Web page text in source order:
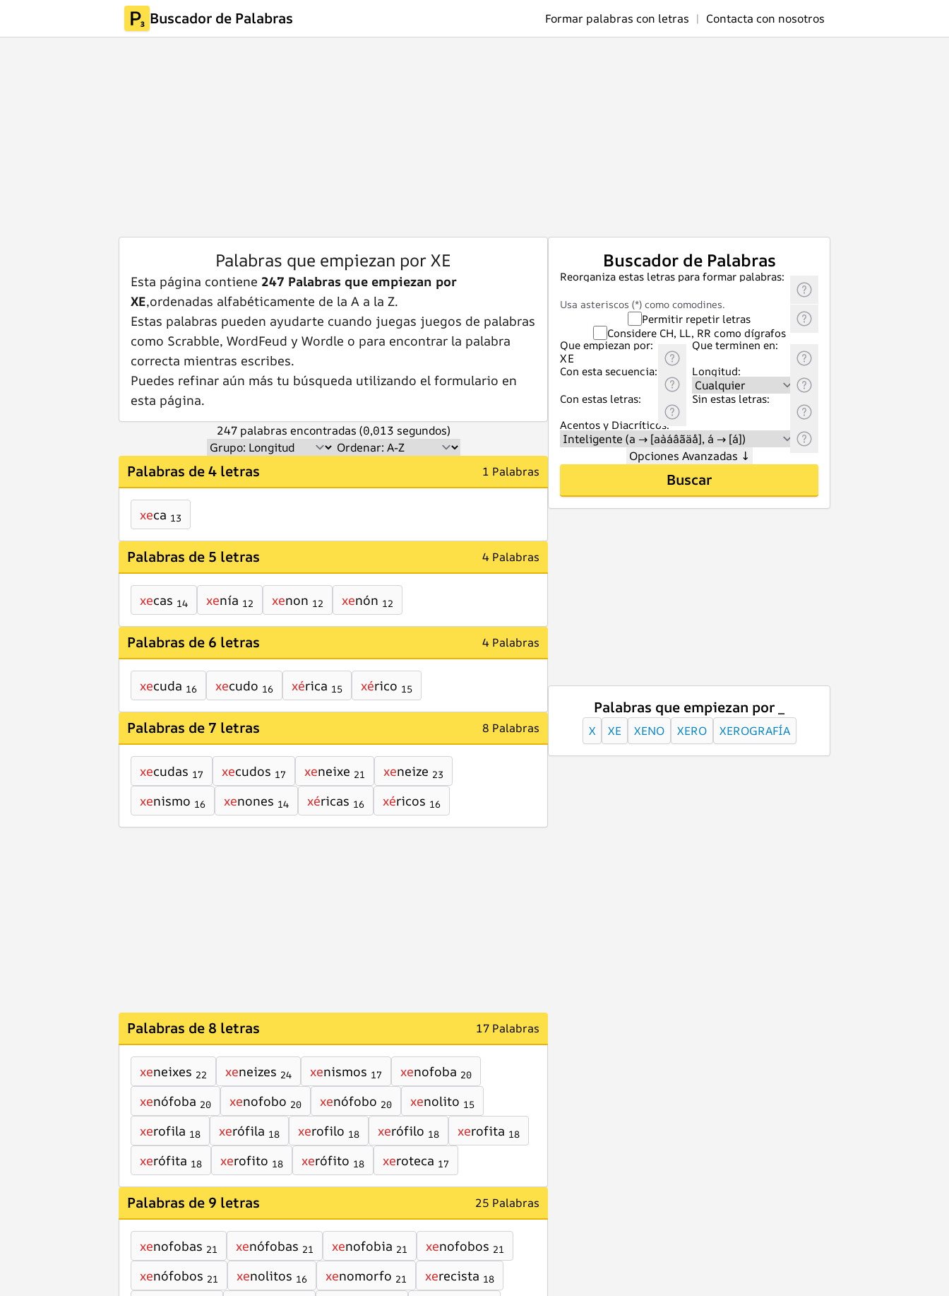
Buscador de Palabras Formar palabras con letras | Contacta con nosotros
Palabras que empiezan por XE
Esta página contiene 247 Palabras que empiezan por
XE,ordenadas alfabéticamente de la A a la Z.
Estas palabras pueden ayudarte cuando juegas juegos de palabras
como Scrabble, WordFeud y Wordle o para encontrar la palabra
correcta mientras escribes.
Puedes refinar aún más tu búsqueda utilizando el formulario en
esta página.
247 palabras encontradas (0,013 segundos)
Palabras de 4 letras 1 Palabras
xeca 13
Palabras de 5 letras 4 Palabras
xecas 14 xenía 12 xenon 12 xenón 12
Palabras de 6 letras 4 Palabras
xecuda 16 xecudo 16 xérica 15 xérico 15
Palabras de 7 letras 8 Palabras
xecudas 17 xecudos 17 xeneixe 21 xeneize 23
xenismo 16 xenones 14 xéricas 16 xéricos 16
Palabras de 8 letras 17 Palabras
xeneixes 22 xeneizes 24 xenismos 17 xenofoba 20
xenófoba 20 xenofobo 20 xenófobo 20 xenolito 15
xerofila 18 xerófila 18 xerofilo 18 xerófilo 18 xerofita 18
xerófita 18 xerofito 18 xerófito 18 xeroteca 17
Palabras de 9 letras 25 Palabras
xenofobas 21 xenófobas 21 xenofobia 21 xenofobos 21
xenófobos 21 xenolitos 16 xenomorfo 21 xerecista 18
Buscador de Palabras
Reorganiza estas letras para formar palabras:
Usa asteriscos (*) como comodines.
Permitir repetir letras
Considere CH, LL, RR como dígrafos
Que empiezan por:
Que terminen en:
Con esta secuencia:
Longitud:
Con estas letras:
Sin estas letras:
Acentos y Diacríticos:
Opciones Avanzadas ↓
Buscar
Palabras que empiezan por _
X XE XENO XERO XEROGRAFÍA